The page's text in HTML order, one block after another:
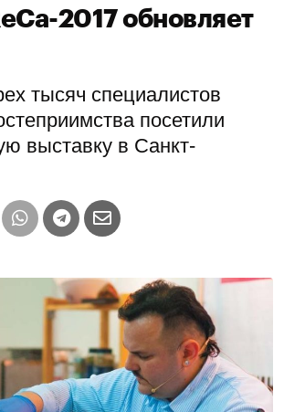
2017 обновляет
тысяч специалистов
посетили
выставку в Санкт-